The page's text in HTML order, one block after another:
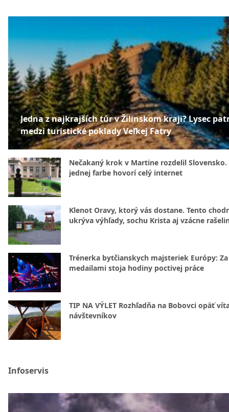
Jedna z najkrajších túr v Žilinskom kraji? Lysec
medzi turistické poklady Veľkej Fatry
Nečakaný krok v Martine rozdelil Slovensko.
jednej farbe hovorí celý internet
Klenot Oravy, ktorý vás dostane. Tento
ukrýva výhľady, sochu Krista aj vzácne
Trénerka bytčianskych majsteriek Európy: Za
medailami stoja hodiny poctivej práce
TIP NA VÝLET Rozhľadňa na Bobovci opäť
návštevníkov
Infoservis